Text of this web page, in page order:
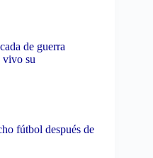
de guerra
vivo su
fútbol después de